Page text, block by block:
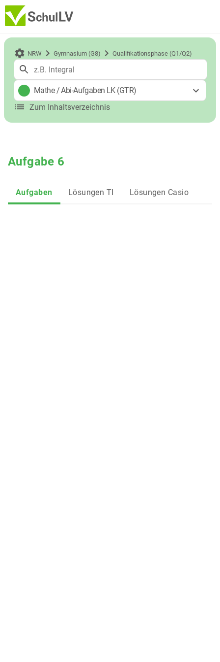
NRW Gymnasium (G8) Qualifikationsphase (Q1/Q2)
Mathe/Abi-Aufgaben LK (GTR)
Zum Inhaltsverzeichnis
Aufgabe 6
Aufgaben Lösungen TI Lösungen Casio